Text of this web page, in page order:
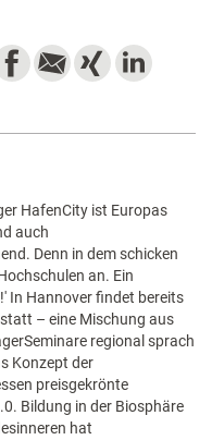
HafenCity ist Europas
auch
Denn in dem schicken
an. Ein
In Hannover findet bereits
– eine Mischung aus
regional sprach
Konzept der
preisgekrönte
Bildung in der Biosphäre
hat